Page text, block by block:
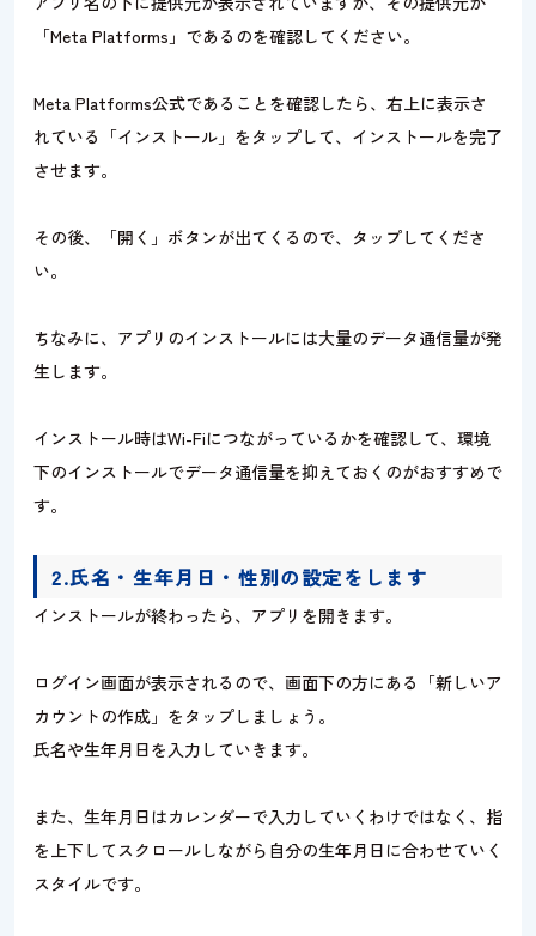
「Meta Platforms」であるのを確認してください。
Meta Platforms公式であることを確認したら、右上に表示さ
れている「インストール」をタップして、インストールを完了
させます。
その後、「開く」ボタンが出てくるので、タップしてくださ
い。
ちなみに、アプリのインストールには大量のデータ通信量が発
生します。
インストール時はWi-Fiにつながっているかを確認して、環境
下のインストールでデータ通信量を抑えておくのがおすすめで
す。
2.氏名・生年月日・性別の設定をします
インストールが終わったら、アプリを開きます。
ログイン画面が表示されるので、画面下の方にある「新しいア
カウントの作成」をタップしましょう。
氏名や生年月日を入力していきます。
また、生年月日はカレンダーで入力していくわけではなく、指
を上下してスクロールしながら自分の生年月日に合わせていく
スタイルです。